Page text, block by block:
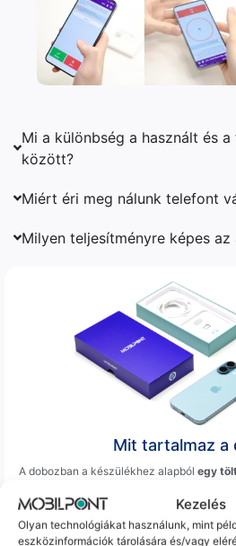
Kezelés
Olyan technológiákat használunk, mint
eszközinformációk tárolására és/vagy
Mi a különbség a használt és
között?
Miért éri meg nálunk telefont
Milyen teljesítményre képes az
Mit tartalmaz a
A dobozban a készülékhez alapból egy
rendeléskor a termékoldalon,
A számlát a vásárlásról az